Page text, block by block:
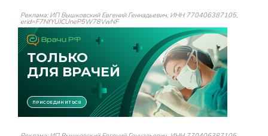
Реклама: ИП Вышковский Евгений Геннадьевич, ИНН 770406387105,
erid=F7NfYUJCUneP5W78VwNF